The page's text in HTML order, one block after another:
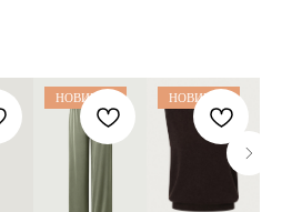
НОВИНКА НОВИНКА